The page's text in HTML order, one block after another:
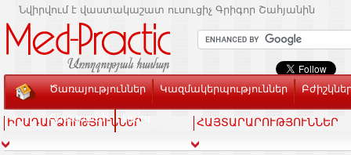
Նվիրվում է վաստակաշատ ուսուցիչ Գրիգոր Շահյանին
Ծառայություններ Կազմակերպություններ
Տեսասրահ Կապ
ԻՐԱԴԱՐՁՈՒԹՅՈՒՆՆԵՐ ՀԱՅՏԱՐԱՐՈՒԹՅՈՒՆՆԵՐ